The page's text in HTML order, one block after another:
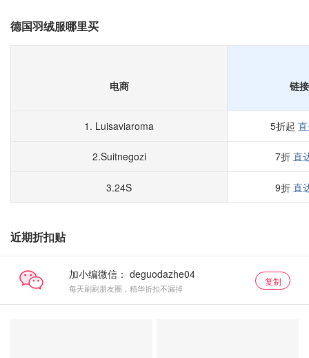
德国羽绒服哪里买
电商 链接
1. Luisaviaroma 5折起
2.Suitnegozi 7折 直
3.24S 9折 直
近期折扣贴
加小编微信：
每天刷刷朋友圈，精华折扣不漏掉
复制